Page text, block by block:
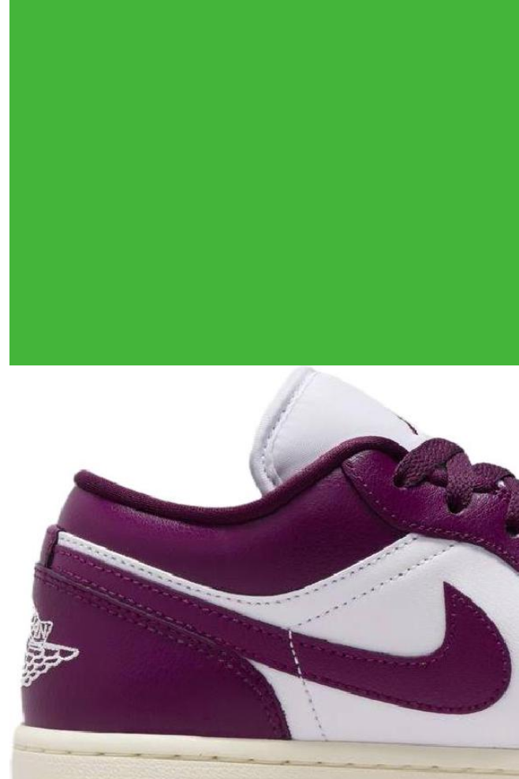
Тройная гарантия
оригинальности
Товар сертифицирован и опломбирован.
Проверяем на оригинальность
по 16 параметрам.
Если придёт подделка — вернём деньги
в трёхкратном размере.
Как мы провеяем товары